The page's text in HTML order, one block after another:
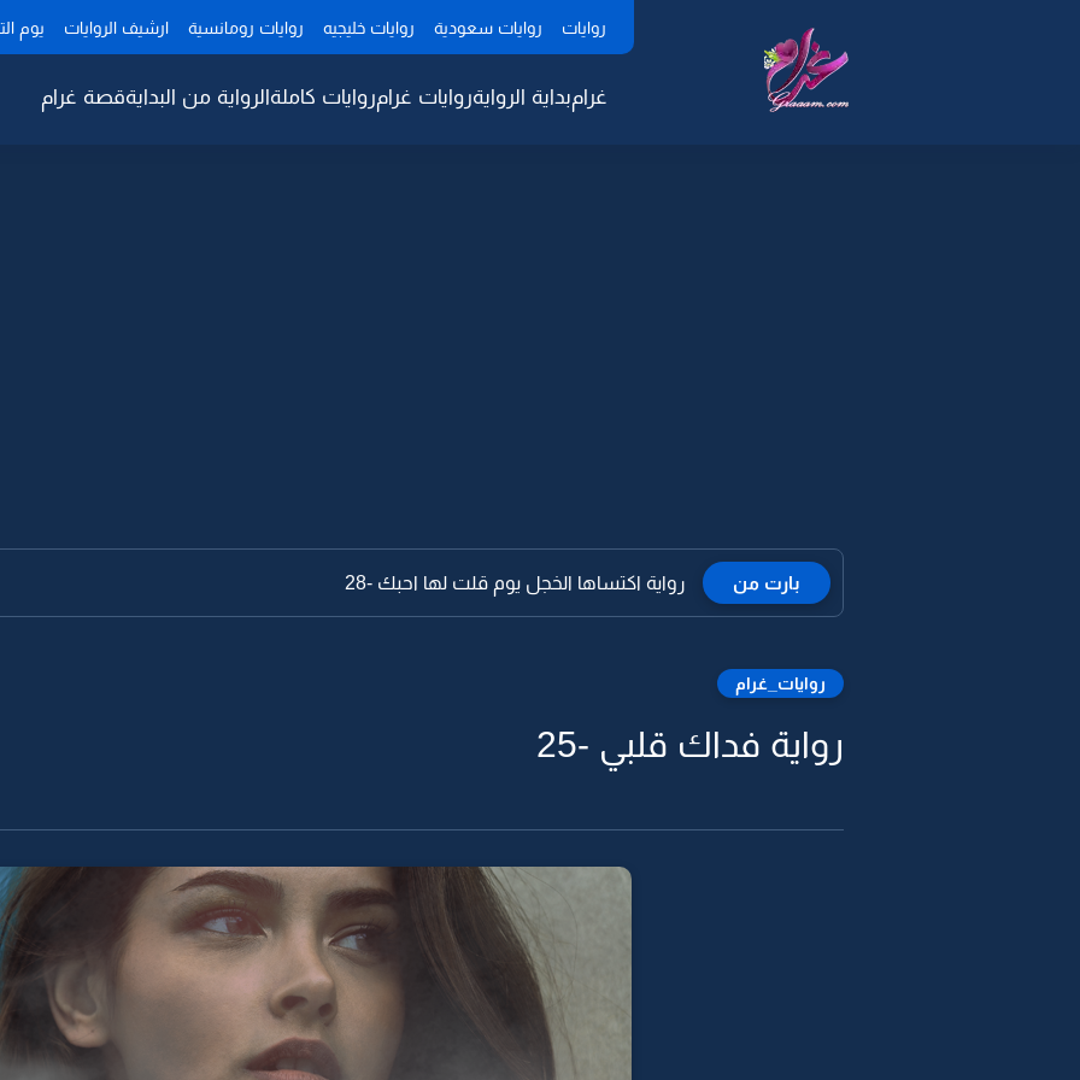
روايات روايات سعودية روايات خليجيه روايات رومانسية ارشيف الروايات يوم
غرامبداية الروايةروايات غرامروايات كاملةالرواية من البدايةقصة غرام
بارت من رواية اكتساها الخجل يوم قلت لها احبك -27
روايات_غرام
رواية فداك قلبي -25